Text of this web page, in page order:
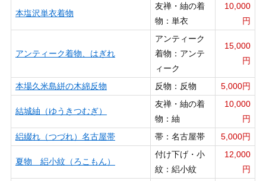
本塩沢単衣着物
友禅・紬の着
物：単衣
10,000
円
アンティーク着物、はぎれ
アンティーク
着物：アンテ
ィーク
15,000
円
本場久米島絣の木綿反物 反物：反物 5,000円
結城紬（ゆうきつむぎ）
友禅・紬の着
物：紬
10,000
円
絽綴れ（つづれ）名古屋帯
帯：名古屋帯 5,000円
夏物 絽小紋（ろこもん）
付け下げ・小
紋：絽小紋
12,000
円